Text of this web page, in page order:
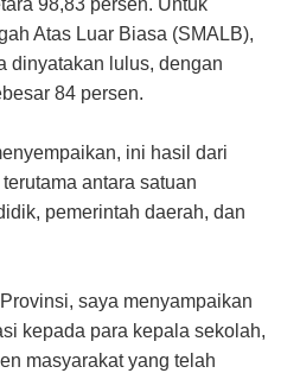
98,83 persen. Untuk
Atas Luar Biasa (SMALB),
dinyatakan lulus, dengan
84 persen.
ini hasil dari
antara satuan
pemerintah daerah, dan
saya menyampaikan
kepada para kepala sekolah,
masyarakat yang telah